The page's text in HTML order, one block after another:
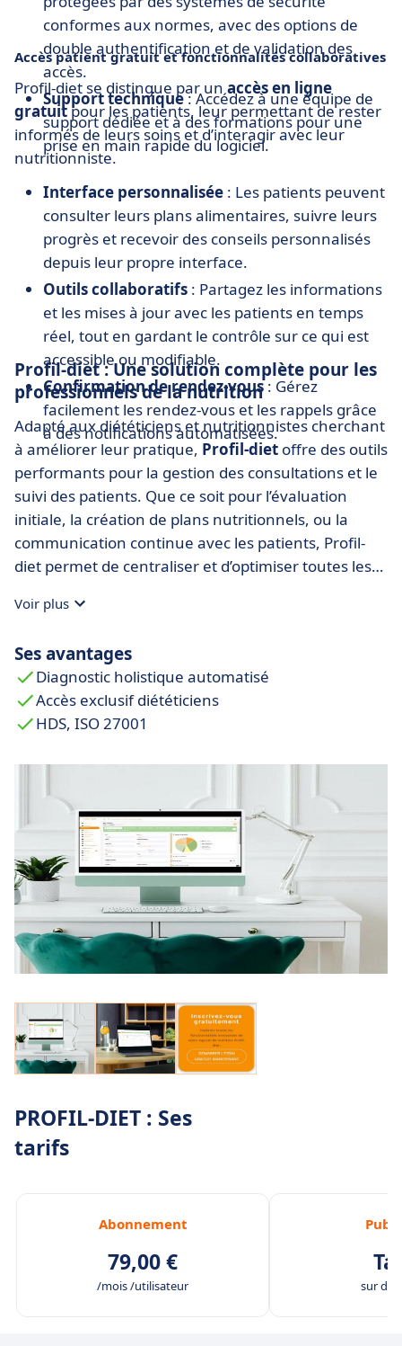
conformes aux normes, avec des options de
double authentification et de validation des
accès.
Support technique: Accédez à une équipe de
support dédiée et à des formations pour une
prise en main rapide du logiciel.
Accès patient gratuit et fonctionnalités collaboratives
Profil-diet se distingue par unaccès en ligne
gratuitpour les patients, leur permettant de rester
informés de leurs soins et d’interagir avec leur
nutritionniste.
Interface personnalisée : Les patients peuvent
consulter leurs plans alimentaires, suivre leurs
progrès et recevoir des conseils personnalisés
depuis leur propre interface.
Outils collaboratifs : Partagez les informations
et les mises à jour avec les patients en temps
réel, tout en gardant le contrôle sur ce qui est
accessible ou modifiable.
Confirmation de rendez-vous: Gérez
facilement les rendez-vous et les rappels grâce
à des notifications automatisées.
Profil-diet : Une solution complète pour les
professionnels de la nutrition
Adapté aux diététiciens et nutritionnistes cherchant
à améliorer leur pratique, Profil-diet offre des outils
performants pour la gestion des consultations et le
suivi des patients. Que ce soit pour l’évaluation
initiale, la création de plans nutritionnels, ou la
communication continue avec les patients, Profil-
diet permet de centraliser et d’optimiser toutes les
Voir plus
Ses avantages
Diagnostic holistique automatisé
Accès exclusif diététiciens
HDS, ISO 27001
PROFIL-DIET : Ses
tarifs
Abonnement
79,00 €
/mois /utilisateur sur